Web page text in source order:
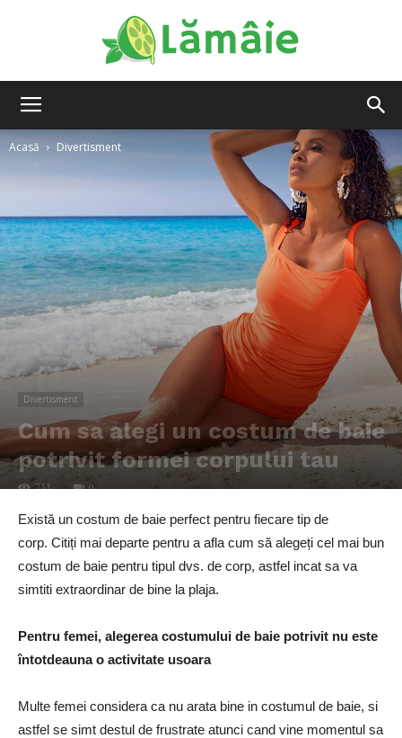
Acasă Divertisment
Divertisment
Cum sa alegi un costum de baie
potrivit formei corpului tau
211 0
Există un costum de baie perfect pentru fiecare tip de
corp. Citiți mai departe pentru a afla cum să alegeți cel mai bun
costum de baie pentru tipul dvs. de corp, astfel incat sa va
simtiti extraordinar de bine la plaja.
Pentru femei, alegerea costumului de baie potrivit nu este
întotdeauna o activitate usoara
Multe femei considera ca nu arata bine in costumul de baie, si
astfel se simt destul de frustrate atunci cand vine momentul sa